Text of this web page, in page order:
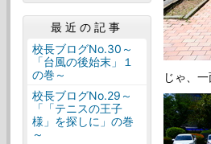
じゃ、
最近の記事
校長ブログNo.30～
「台風の後始末」１
の巻～
校長ブログNo.29～
「「テニスの王子
様」を探しに」の巻
～